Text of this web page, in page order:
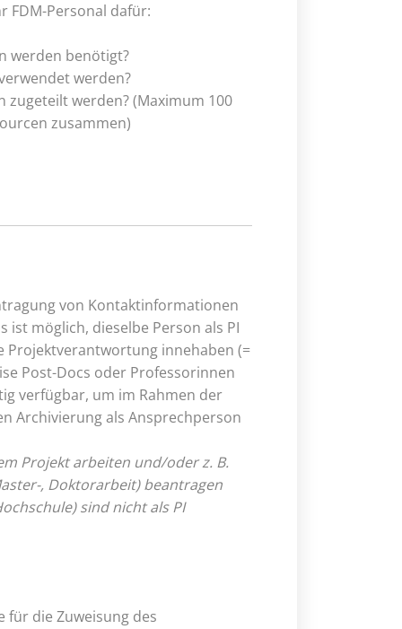
FDM-Personal dafür:
werden benötigt?
werden?
zugeteilt werden? (Maximum 100
zusammen)
von Kontaktinformationen
ist möglich, dieselbe Person als PI
Projektverantwortung innehaben (=
Post-Docs oder Professorinnen
verfügbar, um im Rahmen der
Archivierung als Ansprechperson
Projekt arbeiten und/oder z. B.
, Doktorarbeit) beantragen
sind nicht als PI
für die Zuweisung des